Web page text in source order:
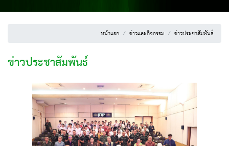
หน้าแรก ข่าวและกิจกรรม ข่าวประชาสัมพันธ์
ข่าวประชาสัมพันธ์